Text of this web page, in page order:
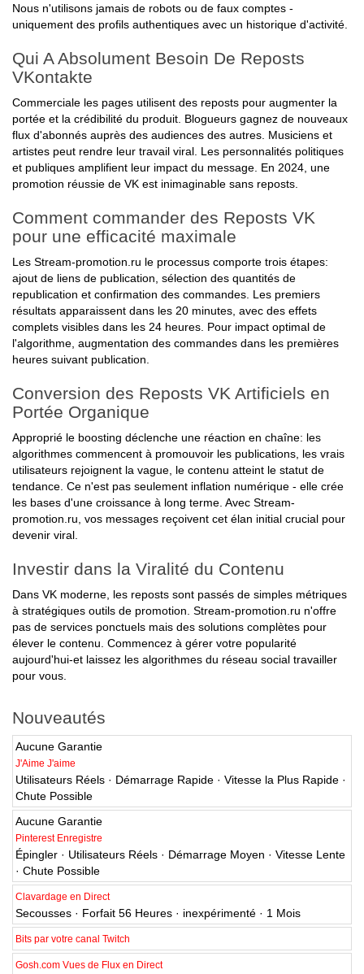
Nous n'utilisons jamais de robots ou de faux comptes -
uniquement des profils authentiques avec un historique d'activité.
Qui A Absolument Besoin De Reposts
VKontakte
Commerciale les pages utilisent des reposts pour augmenter la
portée et la crédibilité du produit. Blogueurs gagnez de nouveaux
flux d'abonnés auprès des audiences des autres. Musiciens et
artistes peut rendre leur travail viral. Les personnalités politiques
et publiques amplifient leur impact du message. En 2024, une
promotion réussie de VK est inimaginable sans reposts.
Comment commander des Reposts VK
pour une efficacité maximale
Les Stream-promotion.ru le processus comporte trois étapes:
ajout de liens de publication, sélection des quantités de
republication et confirmation des commandes. Les premiers
résultats apparaissent dans les 20 minutes, avec des effets
complets visibles dans les 24 heures. Pour impact optimal de
l'algorithme, augmentation des commandes dans les premières
heures suivant publication.
Conversion des Reposts VK Artificiels en
Portée Organique
Approprié le boosting déclenche une réaction en chaîne: les
algorithmes commencent à promouvoir les publications, les vrais
utilisateurs rejoignent la vague, le contenu atteint le statut de
tendance. Ce n'est pas seulement inflation numérique - elle crée
les bases d'une croissance à long terme. Avec Stream-
promotion.ru, vos messages reçoivent cet élan initial crucial pour
devenir viral.
Investir dans la Viralité du Contenu
Dans VK moderne, les reposts sont passés de simples métriques
à stratégiques outils de promotion. Stream-promotion.ru n'offre
pas de services ponctuels mais des solutions complètes pour
élever le contenu. Commencez à gérer votre popularité
aujourd'hui-et laissez les algorithmes du réseau social travailler
pour vous.
Nouveautés
Aucune Garantie
J'Aime J'aime
Utilisateurs Réels · Démarrage Rapide · Vitesse la Plus Rapide ·
Chute Possible
Aucune Garantie
Pinterest Enregistre
Épingler · Utilisateurs Réels · Démarrage Moyen · Vitesse Lente
· Chute Possible
Clavardage en Direct
Secousses · Forfait 56 Heures · inexpérimenté · 1 Mois
Bits par votre canal Twitch
Gosh.com Vues de Flux en Direct